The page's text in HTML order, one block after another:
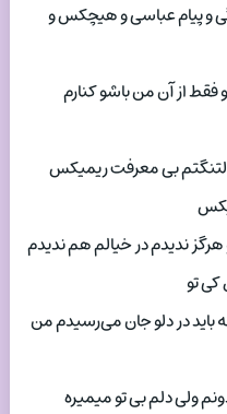
و پیام عباسی و هیچکس و
فقط از آن من باشو کنارم
بی معرفت ریمیکس
ندیدم در خیالم هم ندیدم
تو
باید در دلو جان می‌رسیدم من
ولی دلم بی تو میمیره